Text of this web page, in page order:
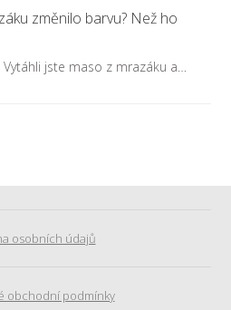
změnilo barvu? Než ho
jste maso z mrazáku a…
osobních údajů
obchodní podmínky